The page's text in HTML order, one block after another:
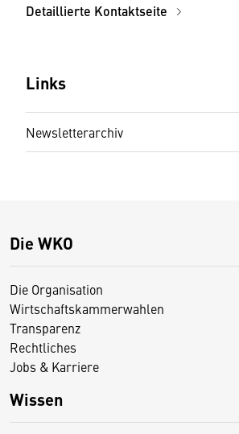
Detaillierte Kontaktseite
Links
Newsletterarchiv
Die WKO
Die Organisation
Wirtschaftskammerwahlen
Transparenz
Rechtliches
Jobs & Karriere
Wissen